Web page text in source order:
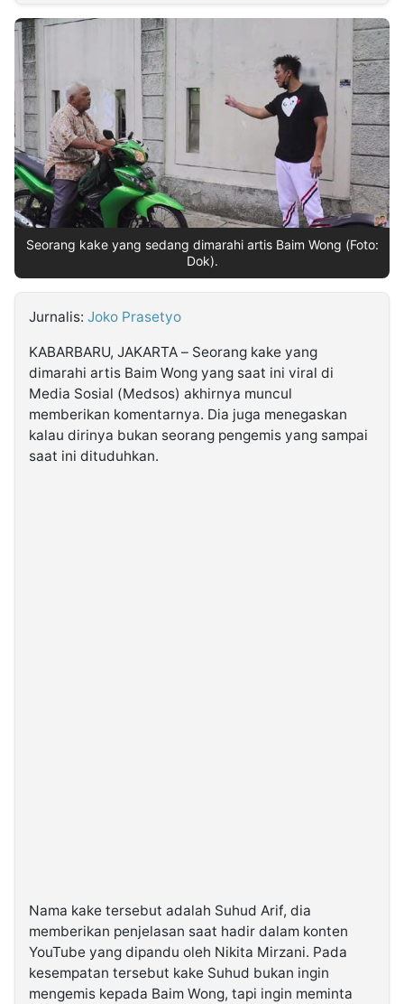
INDONESIA
Partner
Insight
NTB
Suara
Time
Lens
IDN
Daily
Jogja
Jalan
Rakyat
Idealita
News
Kita
Notice
Dinamikapost.com
Radar
Baru
Seedbacklink
Follow
Kabarbaru
Kabarbaru.co
Seorang kake yang sedang dimarahi artis Baim Wong (Foto:
Dok).
Jurnalis: Joko Prasetyo
KABARBARU, JAKARTA – Seorang kake yang
dimarahi artis Baim Wong yang saat ini viral di
Media Sosial (Medsos) akhirnya muncul
memberikan komentarnya. Dia juga menegaskan
kalau dirinya bukan seorang pengemis yang sampai
saat ini dituduhkan.
Nama kake tersebut adalah Suhud Arif, dia
memberikan penjelasan saat hadir dalam konten
YouTube yang dipandu oleh Nikita Mirzani. Pada
kesempatan tersebut kake Suhud bukan ingin
mengemis kepada Baim Wong, tapi ingin meminta